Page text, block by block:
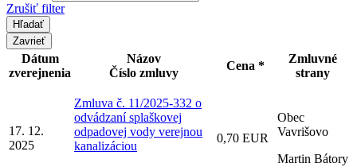
Zrušiť filter
Zavrieť
Dátum
zverejnenia
Názov
Číslo zmluvy
Cena *
Zmluvné
strany
17. 12.
2025
Zmluva č. 11/2025-332 o
odvádzaní splaškovej
odpadovej vody verejnou
kanalizáciou
0,70 EUR
Obec
Vavrišovo
Martin Bátory